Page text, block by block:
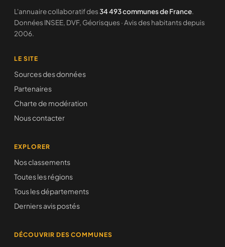
L'annuaire collaboratif des34 493 communes de France.
Données INSEE, DVF, Géorisques · Avis des habitants depuis
2006.
LE SITE
Sources des données
Partenaires
Charte de modération
Nous contacter
EXPLORER
Nos classements
Toutes les régions
Tous les départements
Derniers avis postés
DÉCOUVRIR DES COMMUNES